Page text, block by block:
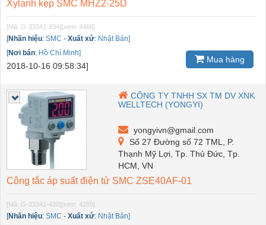
Xylanh kẹp SMC MHZ2-25D
[Mã: G-33341-334][xem: 4466]
[Nhãn hiệu: SMC - Xuất xứ: Nhật Bản]
[Nơi bán: Hồ Chí Minh]
2018-10-16 09:58:34]
Mua hàng
CÔNG TY TNHH SX TM DV XNK
WELLTECH (YONGYI)
yongyivn@gmail.com
Số 27 Đường số 72 TML, P.
Thạnh Mỹ Lợi, Tp. Thủ Đức, Tp.
HCM, VN
Công tắc áp suất điện tử SMC ZSE40AF-01
[Mã: G-33341-430][xem: 4289]
[Nhãn hiệu: SMC - Xuất xứ: Nhật Bản]